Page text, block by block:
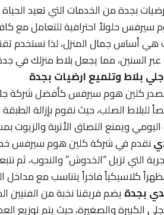
بجدة من الخدمات التي تعيد
حلولاً احترافية للتعامل مع كافة
هي أساس جمال المنزل، لذا نستخدم
عبر السنين، مما يجعل بلاط منزلك في
بلاط وتلميع ارضيات بجدة
كلين هوم سيرفس كأفضل شركة
الصلب، حيث نقوم بإزالة الطبقة
ويمنع التصاق الأتربة والزيوت
نقدم في شركة كلين هوم سيرفس
التي تزيل “الخدوش” والندوب، ثم
كلاسيكياً فاخراً يتناسب مع مداخل
بجدةيضم فريقنا نخبة من الفنيين
الكبيرة والصغيرة، حيث يتم توزيع